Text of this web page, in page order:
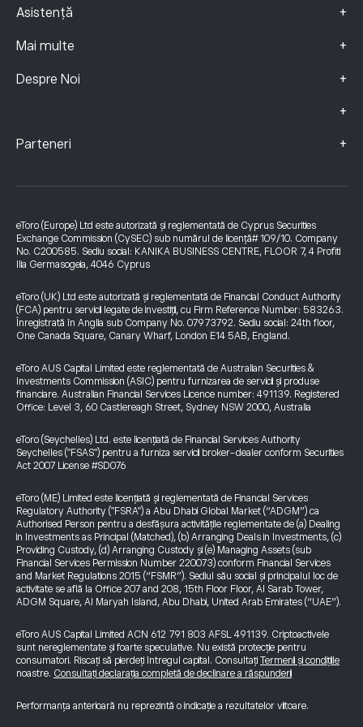
Asistență +
Mai multe +
Despre Noi +
+
Parteneri +
eToro (Europe) Ltd este autorizată și reglementată de Cyprus Securities
Exchange Commission (CySEC) sub numărul de licență# 109/10. Company
No. C200585. Sediu social: KANIKA BUSINESS CENTRE, FLOOR 7, 4 Profiti
Ilia Germasogeia, 4046 Cyprus
eToro (UK) Ltd este autorizată și reglementată de Financial Conduct Authority
(FCA) pentru servicii legate de investiții, cu Firm Reference Number: 583263.
Înregistrată în Anglia sub Company No. 07973792. Sediu social: 24th floor,
One Canada Square, Canary Wharf, London E14 5AB, England.
eToro AUS Capital Limited este reglementată de Australian Securities &
Investments Commission (ASIC) pentru furnizarea de servicii și produse
financiare. Australian Financial Services Licence number: 491139. Registered
Office: Level 3, 60 Castlereagh Street, Sydney NSW 2000, Australia
eToro (Seychelles) Ltd. este licențiată de Financial Services Authority
Seychelles ("FSAS") pentru a furniza servicii broker-dealer conform Securities
Act 2007 License #SD076
eToro (ME) Limited este licențiată și reglementată de Financial Services
Regulatory Authority ("FSRA") a Abu Dhabi Global Market (“ADGM”) ca
Authorised Person pentru a desfășura activitățile reglementate de (a) Dealing
in Investments as Principal (Matched), (b) Arranging Deals in Investments, (c)
Providing Custody, (d) Arranging Custody și (e) Managing Assets (sub
Financial Services Permission Number 220073) conform Financial Services
and Market Regulations 2015 (“FSMR”). Sediul său social și principalul loc de
activitate se află la Office 207 and 208, 15th Floor Floor, Al Sarab Tower,
ADGM Square, Al Maryah Island, Abu Dhabi, United Arab Emirates (“UAE”).
eToro AUS Capital Limited ACN 612 791 803 AFSL 491139. Criptoactivele
sunt nereglementate și foarte speculative. Nu există protecție pentru
consumatori. Riscați să pierdeți întregul capital. Consultați Termenii și condițiile
noastre. Consultați declarația completă de declinare a răspunderii
Performanța anterioară nu reprezintă o indicație a rezultatelor viitoare.